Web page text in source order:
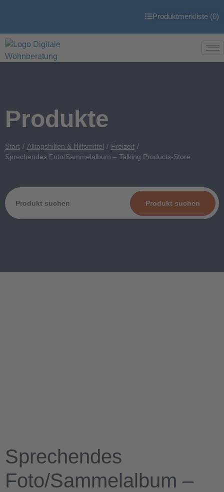
Produktmerkliste (0)
Produkte
Start Alltagshilfen & Hilfsmittel
Freizeit
Sprechendes Foto/Sammelalbum – Talking Products-Store
Produkt suchen
Sprechendes
Foto/Sammelalbum –